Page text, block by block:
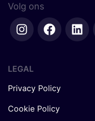
Volg ons
LEGAL
Privacy Policy
Cookie Policy